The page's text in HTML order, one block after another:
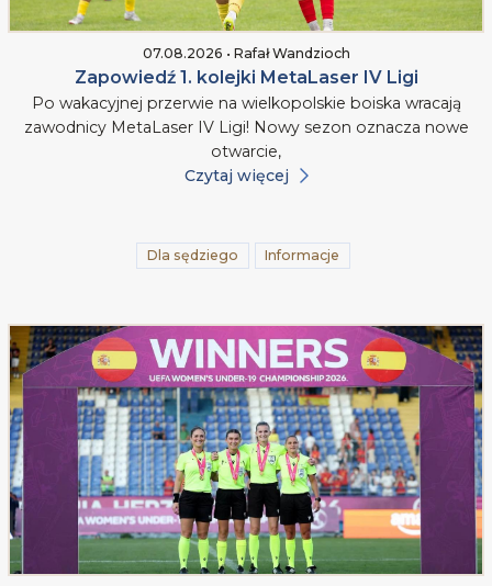
07.08.2026 • Rafał Wandzioch
Zapowiedź 1. kolejki MetaLaser IV Ligi
Po wakacyjnej przerwie na wielkopolskie boiska wracają
zawodnicy MetaLaser IV Ligi! Nowy sezon oznacza nowe
otwarcie,
Czytaj więcej
Dla sędziego Informacje